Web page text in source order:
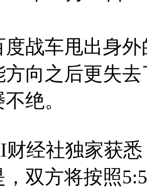
车甩出身外
方向之后更失
绝。
社独家获悉
，双方将按照